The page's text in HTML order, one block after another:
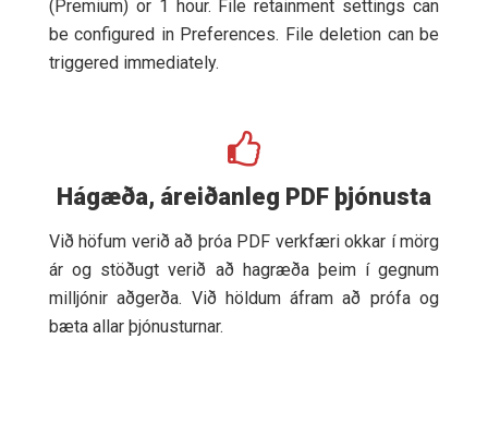
(Premium) or 1 hour. File retainment settings can
be configured in Preferences. File deletion can be
triggered immediately.
Hágæða, áreiðanleg PDF þjónusta
Við höfum verið að þróa PDF verkfæri okkar í mörg
ár og stöðugt verið að hagræða þeim í gegnum
milljónir aðgerða. Við höldum áfram að prófa og
bæta allar þjónusturnar.